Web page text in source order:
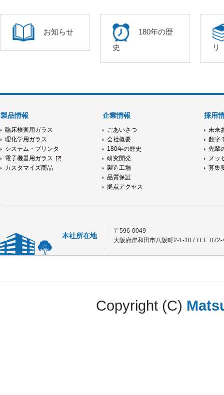
お知らせ
180年の歴
史
リ
製品情報
臨床検査用ガラス
理化学用ガラス
システム・プリンタ
電子機器用ガラス
カスタマイズ商品
企業情報
ごあいさつ
会社概要
180年の歴史
研究開発
製造工場
品質保証
拠点アクセス
採用
未来
数字
先輩
メッ
募集
本社所在地
〒596-0049
大阪府岸和田市八阪町2-1-10 / TEL:
Copyright (C)